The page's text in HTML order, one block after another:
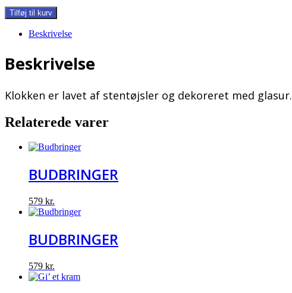
Fugleklokke
antal
Tilføj til kurv
Beskrivelse
Beskrivelse
Klokken er lavet af stentøjsler og dekoreret med glasur.
Relaterede varer
BUDBRINGER
579 kr.
BUDBRINGER
579 kr.